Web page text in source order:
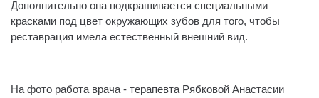
Дополнительно она подкрашивается специальными
красками под цвет окружающих зубов для того, чтобы
реставрация имела естественный внешний вид.
На фото работа врача - терапевта Рябковой Анастасии